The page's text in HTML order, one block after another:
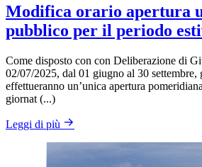
Modifica orario apertura
pubblico per il periodo
Come disposto con con Deliberazione di
02/07/2025, dal 01 giugno al 30
effettueranno un’unica apertura
giornat (...)
Leggi di più